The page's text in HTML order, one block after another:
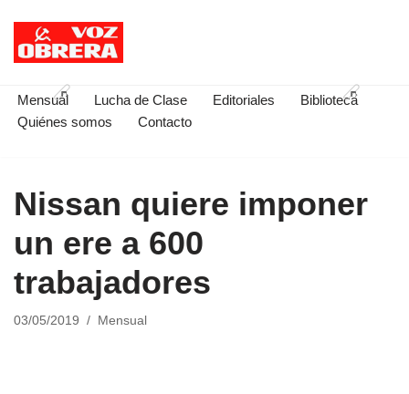
Saltar
contenido
Mensual Lucha de Clase Editoriales
Biblioteca
Quiénes somos
Contacto
Nissan quiere imponer
un ere a 600
trabajadores
03/05/2019 Mensual